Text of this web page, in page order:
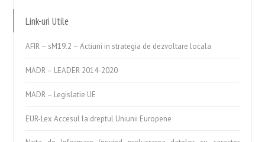
Link-uri Utile
AFIR – sM19.2 – Actiuni in strategia de dezvoltare locala
MADR – LEADER 2014-2020
MADR – Legislatie UE
EUR-Lex Accesul la dreptul Uniunii Europene